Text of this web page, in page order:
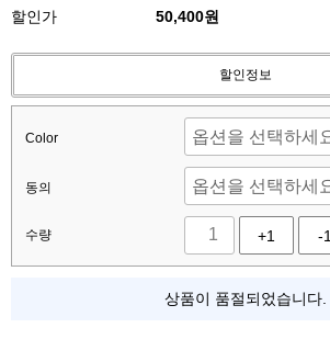
할인가
50,400원
할인정보
Color
동의
수량 +1 -1
상품이 품절되었습니다.